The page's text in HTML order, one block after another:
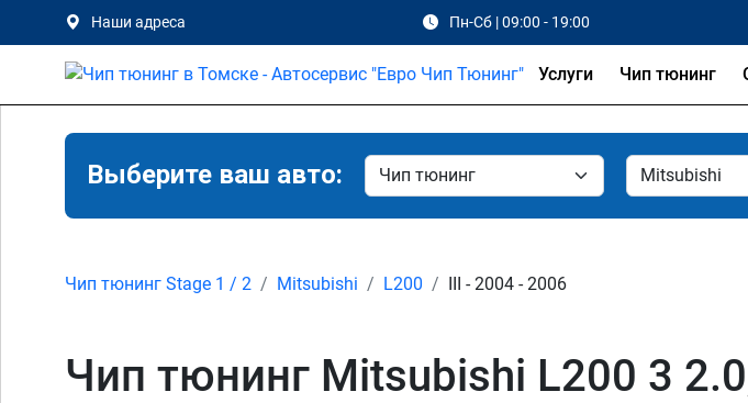
Наши адреса Пн-Сб | 09:00 - 19:00
Услуги Чип тюнинг
Выберите ваш авто:
Чип тюнинг Stage 1 / 2 Mitsubishi L200 III - 2004 - 2006
Чип тюнинг Mitsubishi L200 3